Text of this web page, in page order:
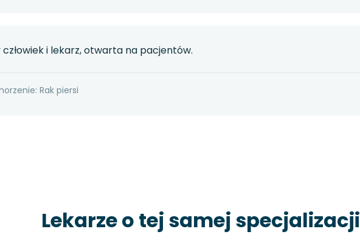
człowiek i lekarz, otwarta na pacjentów.
Rak piersi
Lekarze o tej samej specjalizacji